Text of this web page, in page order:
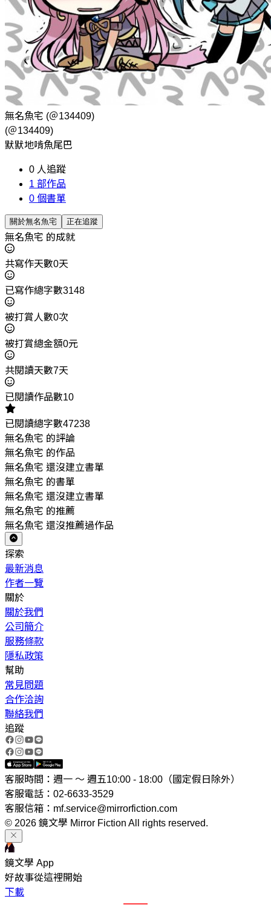
無名魚宅 (＠134409)
(＠134409)
默默地啃魚尾巴
0 人追蹤
1 部作品
0 個書單
關於無名魚宅 正在追蹤
無名魚宅 的成就
共寫作天數0天
已寫作總字數3148
被打賞人數0次
被打賞總金額0元
共閱讀天數7天
已閱讀作品數10
已閱讀總字數47238
無名魚宅 的評論
無名魚宅 的作品
無名魚宅 還沒建立書單
無名魚宅 的書單
無名魚宅 還沒建立書單
無名魚宅 的推薦
無名魚宅 還沒推薦過作品
探索
最新消息
作者一覽
關於
關於我們
公司簡介
服務條款
隱私政策
幫助
常見問題
合作洽詢
聯絡我們
追蹤
客服時間：週一 ～ 週五10:00 - 18:00（國定假日除外）
客服電話：02-6633-3529
客服信箱：mf.service@mirrorfiction.com
© 2026 鏡文學 Mirror Fiction All rights reserved.
鏡文學 App
好故事從這裡開始
下載